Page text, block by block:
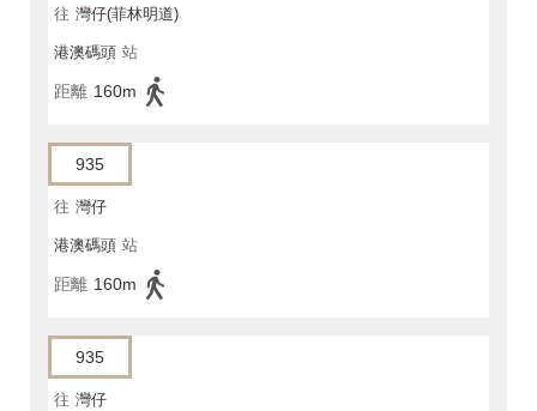
往 灣仔(菲林明道)
港澳碼頭 站
距離 160m
935
往 灣仔
港澳碼頭 站
距離 160m
935
往 灣仔